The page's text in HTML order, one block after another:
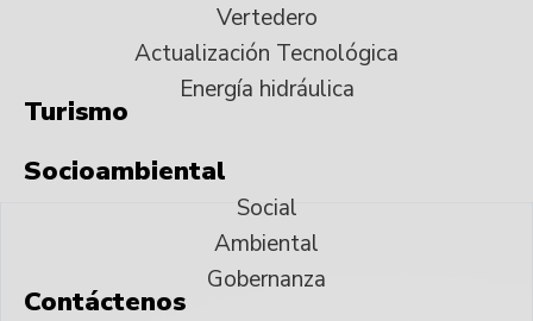
Vertedero
Actualización Tecnológica
Energía hidráulica
Turismo
Socioambiental
Social
Ambiental
Gobernanza
Contáctenos